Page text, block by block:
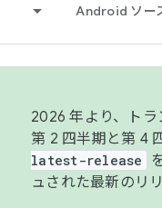
Android ソー
2026 年より、トラ
第 2 四半期と第 4
latest-release
ュされた最新のリ